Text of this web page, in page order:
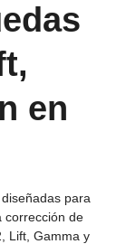
en
para
corrección de
Lift, Gamma y